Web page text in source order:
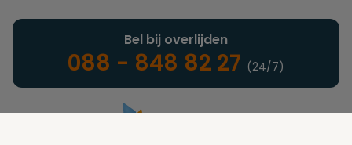
Bel bij overlijden
088 - 848 82 27 (24/7)